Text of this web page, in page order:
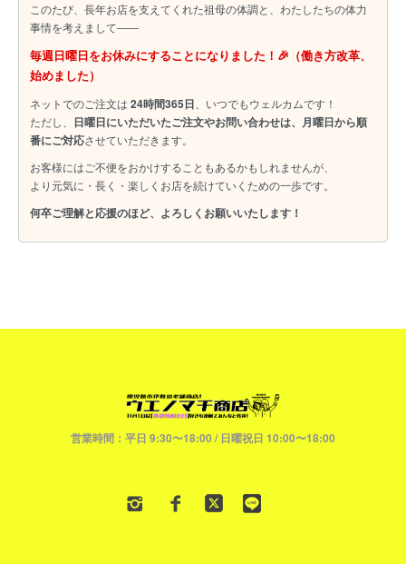
このたび、長年お店を支えてくれた祖母の体調と、わたしたちの体力
事情を考えまして――
毎週日曜日をお休みにすることになりました！🎉（働き方改革、
始めました）
ネットでのご注文は 24時間365日 、いつでもウェルカムです！
ただし、
日曜日にいただいたご注文やお問い合わせは、月曜日から順
番にご対応させていただきます。
お客様にはご不便をおかけすることもあるかもしれませんが、
より元気に・長く・楽しくお店を続けていくための一歩です。
何卒ご理解と応援のほど、よろしくお願いいたします！
営業時間：平日 9:30〜18:00 / 日曜祝日 10:00〜18:00